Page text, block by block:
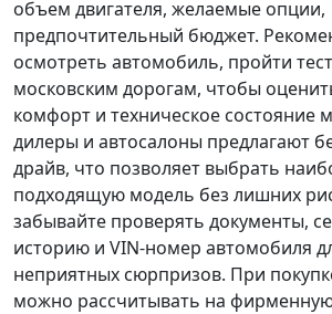
объем двигателя, желаемые опции,
предпочтительный бюджет.
осмотреть автомобиль, пройти
московским дорогам, чтобы
комфорт и техническое
дилеры и автосалоны предлагают
драйв, что позволяет выбрать
подходящую модель без лишних
забывайте проверять документы,
историю и VIN-номер автомобиля
неприятных сюрпризов. При
можно рассчитывать на